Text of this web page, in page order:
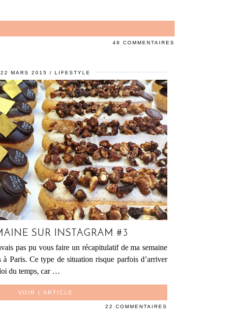
48 COMMENTAIRES
22 MARS 2015 LIFESTYLE
SUR INSTAGRAM #3
pas pu vous faire un récapitulatif de ma semaine
à Paris. Ce type de situation risque parfois d’arriver
du temps, car …
VOIR L’ARTICLE
22 COMMENTAIRES